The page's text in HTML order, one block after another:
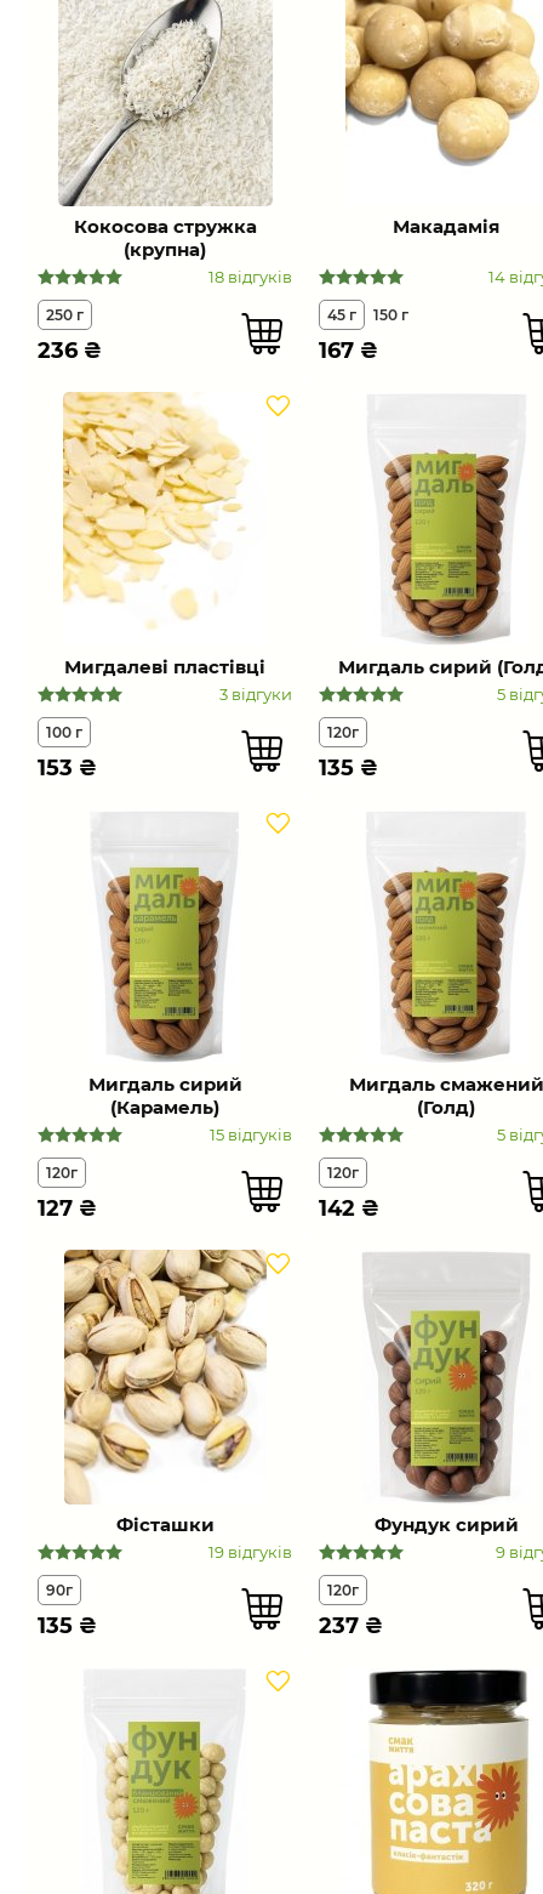
Кокосова стружка
(крупна)
18 відгуків
250 г
236 ₴
Макадамія
14
45 г 150 г
167 ₴
Мигдалеві пластівці
3 відгуки
100 г
153 ₴
Мигдаль сирий
5
120г
135 ₴
Мигдаль сирий
(Карамель)
15 відгуків
120г
127 ₴
Мигдаль смажений
(Голд)
5
120г
142 ₴
Фісташки
19 відгуків
90г
135 ₴
Фундук сирий
9
120г
237 ₴